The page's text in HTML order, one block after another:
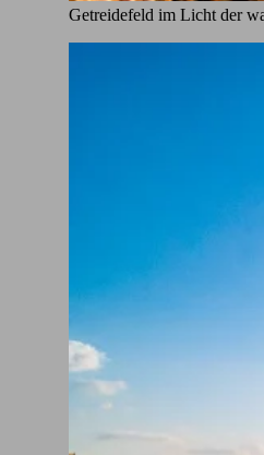
Getreidefeld im Licht der